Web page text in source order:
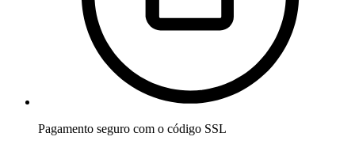
Pagamento seguro com o código SSL